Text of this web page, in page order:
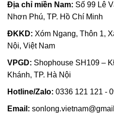
Địa chỉ miền Nam: Số 99 Lê
Nhơn Phú, TP. Hồ Chí Minh
ĐKKD: Xóm Ngang, Thôn 1,
Nội, Việt Nam
VPGD: Shophouse SH109 –
Khánh, TP. Hà Nội
Hotline/Zalo: 0336 121 121 -
Email: